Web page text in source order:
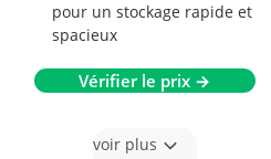
pour un stockage rapide et
spacieux
Vérifier le prix →
voir plus